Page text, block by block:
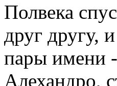
Полвека
друг другу,
пары имени
Алехандро,